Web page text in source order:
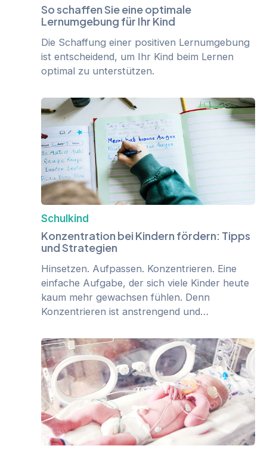
So schaffen Sie eine optimale
Lernumgebung für Ihr Kind
Die Schaffung einer positiven Lernumgebung
ist entscheidend, um Ihr Kind beim Lernen
optimal zu unterstützen.
Schulkind
Konzentration bei Kindern fördern: Tipps
und Strategien
Hinsetzen. Aufpassen. Konzentrieren. Eine
einfache Aufgabe, der sich viele Kinder heute
kaum mehr gewachsen fühlen. Denn
Konzentrieren ist anstrengend und…